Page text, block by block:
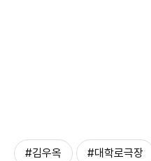
#김우옥 #대학로극장